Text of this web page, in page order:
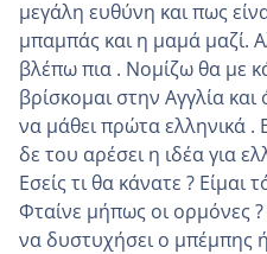
μεγάλη ευθύνη και πως
μπαμπάς και η μαμά μαζί.
βλέπω πια . Νομίζω θα με
βρίσκομαι στην Αγγλία
να μάθει πρώτα ελληνικά .
δε του αρέσει η ιδέα για
Εσείς τι θα κάνατε ? Είμαι
Φταίνε μήπως οι ορμόνες
να δυστυχήσει ο μπέμπης